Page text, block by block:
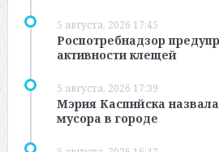
5 августа, 2026 17:45
Роспотребнадзор
активности клещей
5 августа, 2026 17:39
Мэрия Каспийска
мусора в городе